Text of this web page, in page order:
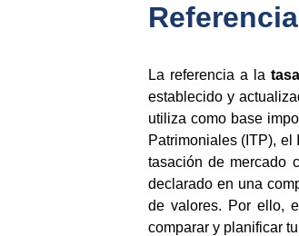
Referencia
La referencia a la
establecido y
utiliza como base
Patrimoniales (ITP), el
tasación de mercado
declarado en una
de valores. Por ello,
comparar y planificar